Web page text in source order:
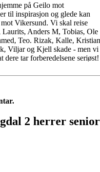
på Geilo mot
til inspirasjon og glede kan
Vikersund. Vi skal reise
Anders M, Tobias, Ole
Teo. Rizak, Kalle,
Viljar og Kjell skade - men vi
dere tar forberedelsene seriøst!
2 herrer senior